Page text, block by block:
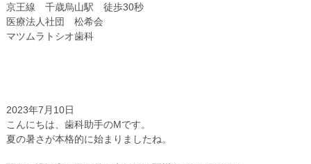
京王線 千歳烏山駅 徒歩30秒
医療法人社団 松希会
マツムラトシオ歯科
2023年7月10日
こんにちは、歯科助手のMです。
夏の暑さが本格的に始まりましたね。